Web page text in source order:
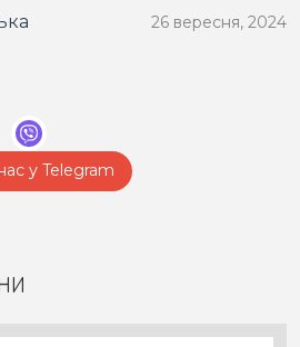
26 вересня, 2024
у Telegram